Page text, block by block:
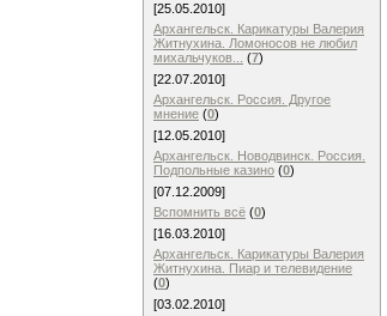
[25.05.2010]
Архангельск. Карикатуры Валерия
Житнухина. Ломоносов не любил
михальчуков...
(7)
[22.07.2010]
Архангельск. Россия. Другое
мнение (0)
[12.05.2010]
Архангельск. Новодвинск. Россия.
Подпольные казино (0)
[07.12.2009]
Вспомнить всё (0)
[16.03.2010]
Архангельск. Карикатуры Валерия
Житнухина. Пиар и телевидение
(0)
[03.02.2010]